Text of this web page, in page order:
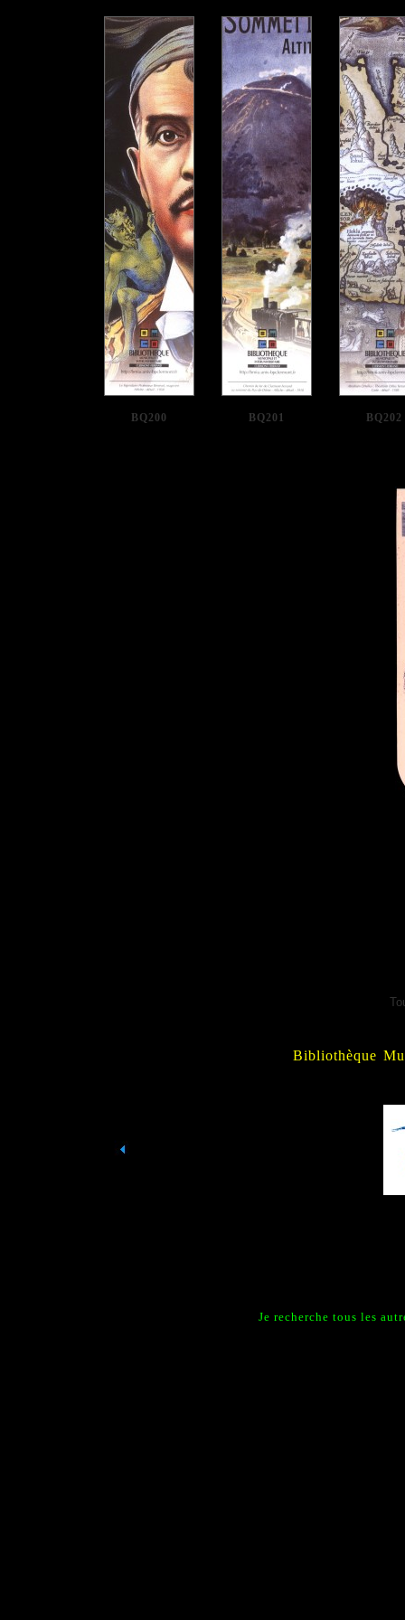
BQ200 BQ201 BQ202
Bibliothèque
Je recherche tous les